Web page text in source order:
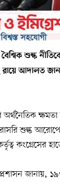
শুল্ক
রায়ে আদালত
শুল্ক
কংগ্রেসের
জানায়,